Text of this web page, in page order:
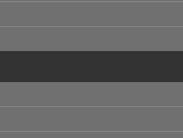
おく機能です。
及び類似技術を使用して収集
ス改善や、WEBサイトを通じて
・改善のため、Cookieを使用す
用のブラウザによりCookieを無
なる場合がありますのでご留意